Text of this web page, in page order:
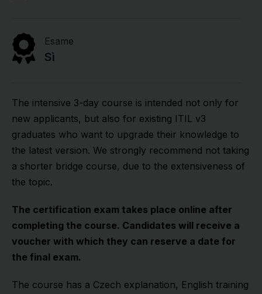
Esame
Sì
The intensive 3-day course is intended not only for
new applicants, but also for existing ITIL v3
graduates who want to upgrade their knowledge to
the latest version. We strongly recommend not taking
a shorter bridge course, due to the extensiveness of
the topic.
The certification exam takes place online after
completing the course. Candidates will receive a
voucher with which they can reserve a date for
the final exam.
The course has a Czech explanation, English training